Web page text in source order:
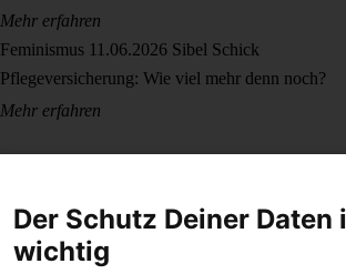
Mehr erfahren
Feminismus 11.06.2026 Sibel Schick
Pflegeversicherung: Wie viel mehr denn noch?
Mehr erfahren
Der Schutz Deiner Daten
wichtig